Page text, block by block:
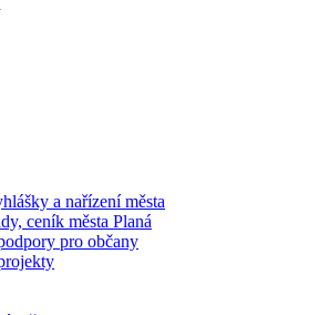
a nařízení města
ceník města Planá
pro občany